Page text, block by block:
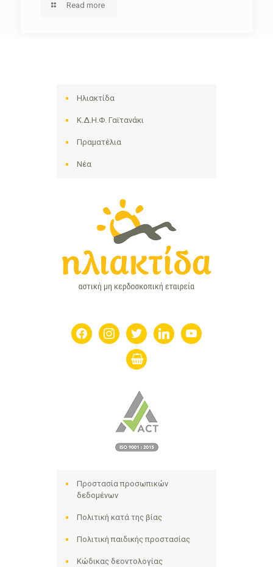
Read more
Ηλιακτίδα
Κ.Δ.Η.Φ. Γαϊτανάκι
Πραματέλια
Νέα
facebookinstagramtwitter linkedin youtube
shopping-
basket
Προστασία προσωπικών
δεδομένων
Πολιτική κατά της βίας
Πολιτική παιδικής προστασίας
Κώδικας δεοντολογίας